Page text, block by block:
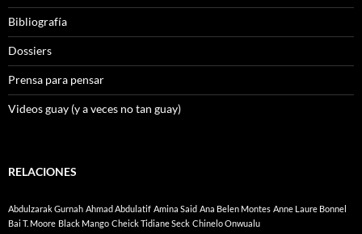
Bibliografía
Dossiers
Prensa para pensar
Videos guay (y a veces no tan guay)
RELACIONES
Abdulzarak Gurnah Ahmad Abdulatif Amina Said Ana Belen Montes Anne Laure Bonnel
Bai T. Moore Black Mango Cheick Tidiane Seck Chinelo Onwualu